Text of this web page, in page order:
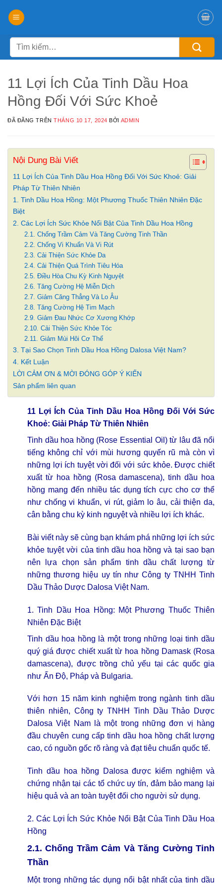
đến
dungTìm
kiếm:
11 Lợi Ích Của Tinh Dầu Hoa
Hồng Đối Với Sức Khoẻ
ĐÃ ĐĂNG TRÊNTHÁNG 10 17, 2024 BỞI ADMIN
Nội Dung Bài Viết
11 Lợi Ích Của Tinh Dầu Hoa Hồng Đối Với Sức Khoẻ: Giải
Pháp Từ Thiên Nhiên
1. Tinh Dầu Hoa Hồng: Một Phương Thuốc Thiên Nhiên Đặc
Biệt
2. Các Lợi Ích Sức Khỏe Nổi Bật Của Tinh Dầu Hoa Hồng
2.1. Chống Trầm Cảm Và Tăng Cường Tinh Thần
2.2. Chống Vi Khuẩn Và Vi Rút
2.3. Cải Thiện Sức Khỏe Da
2.4. Cải Thiện Quá Trình Tiêu Hóa
2.5. Điều Hòa Chu Kỳ Kinh Nguyệt
2.6. Tăng Cường Hệ Miễn Dịch
2.7. Giảm Căng Thẳng Và Lo Âu
2.8. Tăng Cường Hệ Tim Mạch
2.9. Giảm Đau Nhức Cơ Xương Khớp
2.10. Cải Thiện Sức Khỏe Tóc
2.11. Giảm Mùi Hôi Cơ Thể
3. Tại Sao Chọn Tinh Dầu Hoa Hồng Dalosa Việt Nam?
4. Kết Luận
LỜI CẢM ƠN & MỜI ĐÓNG GÓP Ý KIẾN
Sản phẩm liên quan
11 Lợi Ích Của Tinh Dầu Hoa Hồng Đối Với Sức
Khoẻ: Giải Pháp Từ Thiên Nhiên
Tinh dầu hoa hồng (Rose Essential Oil) từ lâu đã nổi
tiếng không chỉ với mùi hương quyến rũ mà còn vì
những lợi ích tuyệt vời đối với sức khỏe. Được chiết
xuất từ hoa hồng (Rosa damascena), tinh dầu hoa
hồng mang đến nhiều tác dụng tích cực cho cơ thể
như chống vi khuẩn, vi rút, giảm lo âu, cải thiện da,
cân bằng chu kỳ kinh nguyệt và nhiều lợi ích khác.
Bài viết này sẽ cùng bạn khám phá những lợi ích sức
khỏe tuyệt vời của tinh dầu hoa hồng và tại sao bạn
nên lựa chọn sản phẩm tinh dầu chất lượng từ
những thương hiệu uy tín như Công ty TNHH Tinh
Dầu Thảo Dược Dalosa Việt Nam.
1. Tinh Dầu Hoa Hồng: Một Phương Thuốc Thiên
Nhiên Đặc Biệt
Tinh dầu hoa hồng là một trong những loại tinh dầu
quý giá được chiết xuất từ hoa hồng Damask (Rosa
damascena), được trồng chủ yếu tại các quốc gia
như Ấn Độ, Pháp và Bulgaria.
Với hơn 15 năm kinh nghiệm trong ngành tinh dầu
thiên nhiên, Công ty TNHH Tinh Dầu Thảo Dược
Dalosa Việt Nam là một trong những đơn vị hàng
đầu chuyên cung cấp tinh dầu hoa hồng chất lượng
cao, có nguồn gốc rõ ràng và đạt tiêu chuẩn quốc tế.
Tinh dầu hoa hồng Dalosa được kiểm nghiệm và
chứng nhận tại các tổ chức uy tín, đảm bảo mang lại
hiệu quả và an toàn tuyệt đối cho người sử dụng.
2. Các Lợi Ích Sức Khỏe Nổi Bật Của Tinh Dầu Hoa
Hồng
2.1. Chống Trầm Cảm Và Tăng Cường Tinh
Thần
Một trong những tác dụng nổi bật nhất của tinh dầu